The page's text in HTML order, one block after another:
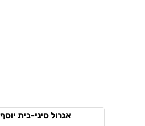
אגרול סיני-בית יוסף